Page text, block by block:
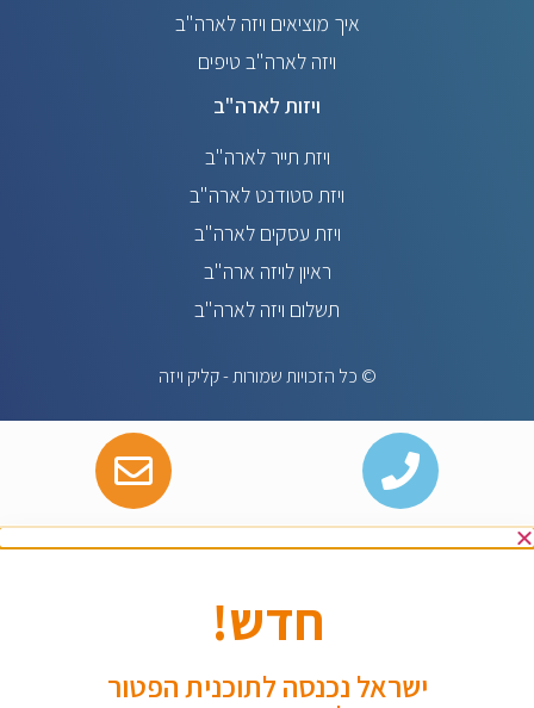
איך מוציאים ויזה לארה"ב
ויזה לארה"ב טיפים
ויזות לארה"ב
ויזת תייר לארה"ב
ויזת סטודנט לארה"ב
ויזת עסקים לארה"ב
ראיון לויזה ארה"ב
תשלום ויזה לארה"ב
© כל הזכויות שמורות - קליק ויזה
חדש!
ישראל נכנסה לתוכנית הפטור